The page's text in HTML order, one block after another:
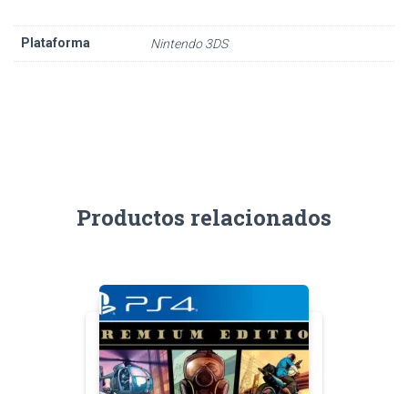
Plataforma Nintendo 3DS
Productos relacionados